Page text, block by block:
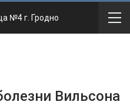
№4 г. Гродно
Вильсона